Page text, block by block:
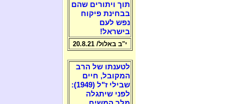
תוך ויתורים שהם
בבחינת פיקוח
נפש לעם
בישראל!
י"ב באלול/ 20.8.21
לטענתו של הרב
המקובל, חיים
שבילי ז"ל (1949):
לפני שיתגלה